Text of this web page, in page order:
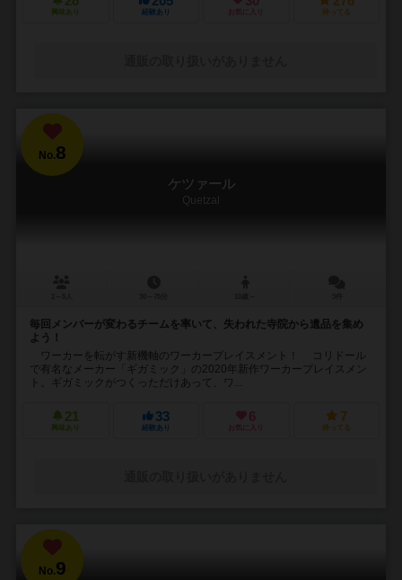
興味あり 経験あり お気に入り 持ってる
No.8
ケツァール
Quetzal
毎回メンバーが変わるチームを率いて、失われた寺院から遺品を集め
よう！
ワーカーを転がす新機軸のワーカープレイスメント！ コリドール
で有名なメーカー「ギガミック」の2020年新作ワーカープレイスメン
ト。ギガミックがつくっただけあって、ワ...
21
興味あり
33
経験あり
6
お気に入り
7
持ってる
No.9